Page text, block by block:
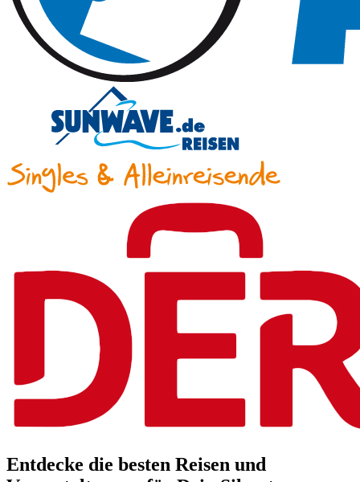
Entdecke die besten Reisen und